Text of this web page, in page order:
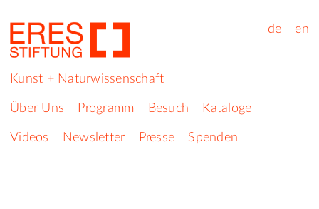
de en
Kunst + Naturwissenschaft
Über Uns Programm Besuch Kataloge
Videos Newsletter Presse Spenden